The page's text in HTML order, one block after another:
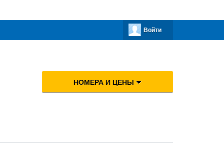
Войти
НОМЕРА И ЦЕНЫ